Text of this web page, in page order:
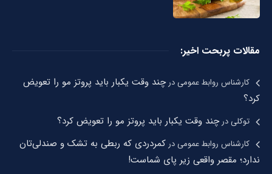
مقالات پربحت اخیر:
کارشناس روابط عمومیدرچند وقت یکبار باید پروتز مو را تعویض
کرد؟
توکلیدرچند وقت یکبار باید پروتز مو را تعویض کرد؟
کارشناس روابط عمومیدر کمردردی که ربطی به تشک و صندلی‌تان
ندارد؛ مقصر واقعی زیر پای شماست!